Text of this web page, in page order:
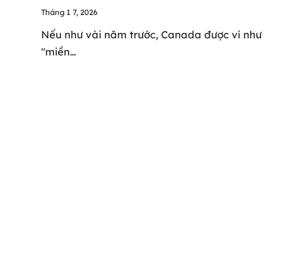
Tháng 1 7, 2026
Nếu như vài năm trước, Canada được ví như
"miền…